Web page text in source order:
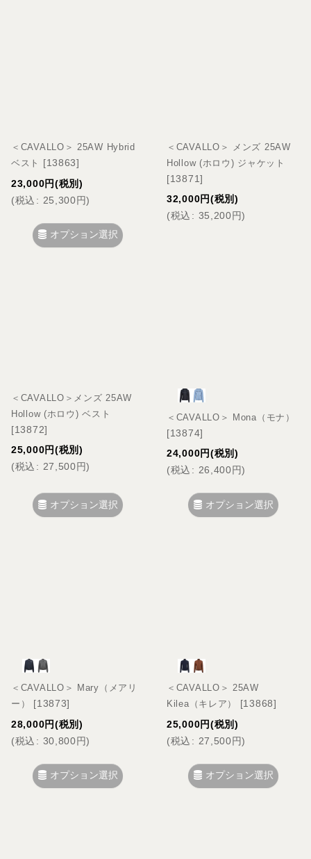
＜CAVALLO＞ 25AW Hybrid
ベスト
[13863]
23,000円(税別)
(税込 : 25,300円)
オプション選択
＜CAVALLO＞ メンズ 25AW
Hollow (ホロウ) ジャケット
[13871]
32,000円(税別)
(税込 : 35,200円)
＜CAVALLO＞メンズ 25AW
Hollow (ホロウ) ベスト
[13872]
25,000円(税別)
(税込 : 27,500円)
オプション選択
＜CAVALLO＞ Mona（モナ）
[13874]
24,000円(税別)
(税込 : 26,400円)
オプション選択
＜CAVALLO＞ Mary（メアリ
ー）
[13873]
28,000円(税別)
(税込 : 30,800円)
オプション選択
＜CAVALLO＞ 25AW
Kilea（キレア）
[13868]
25,000円(税別)
(税込 : 27,500円)
オプション選択